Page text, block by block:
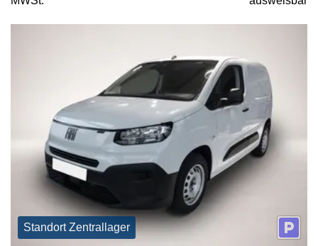
Standort Zentrallager